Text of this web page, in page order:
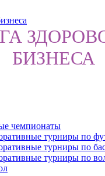
БИЗНЕСА
чемпионаты